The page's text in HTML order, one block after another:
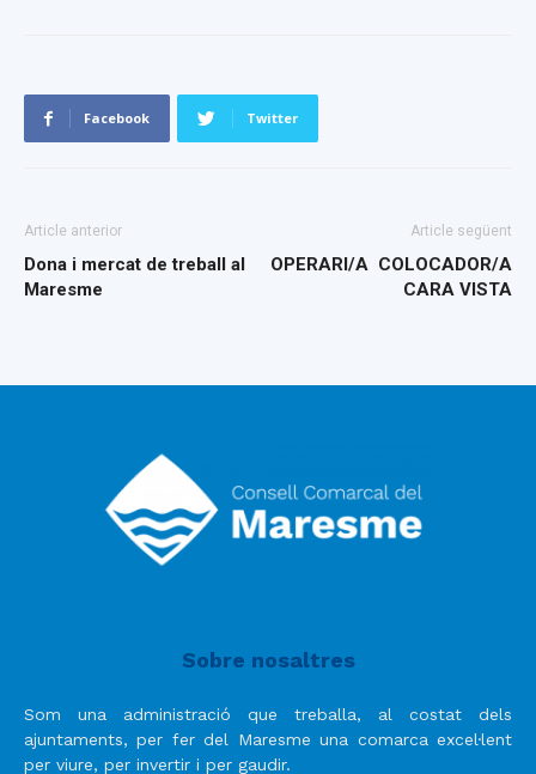
Facebook Twitter
Article anterior
Dona i mercat de treball al
Maresme
Article següent
OPERARI/A COLOCADOR/A
CARA VISTA
Sobre nosaltres
Som una administració que treballa, al costat dels
ajuntaments, per fer del Maresme una comarca excel·lent
per viure, per invertir i per gaudir.